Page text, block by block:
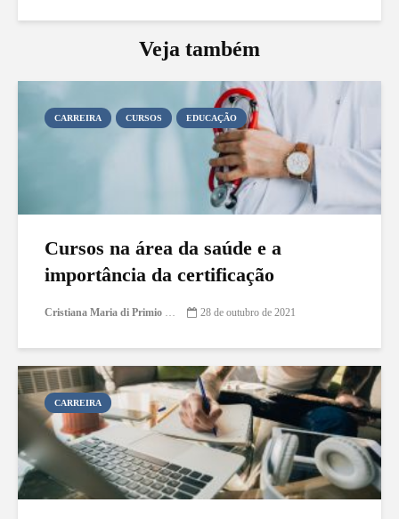
Veja também
CARREIRA CURSOS EDUCAÇÃO
Cursos na área da saúde e a
importância da certificação
Cristiana Maria di Primio Gonçalves 28 de outubro de 2021
CARREIRA